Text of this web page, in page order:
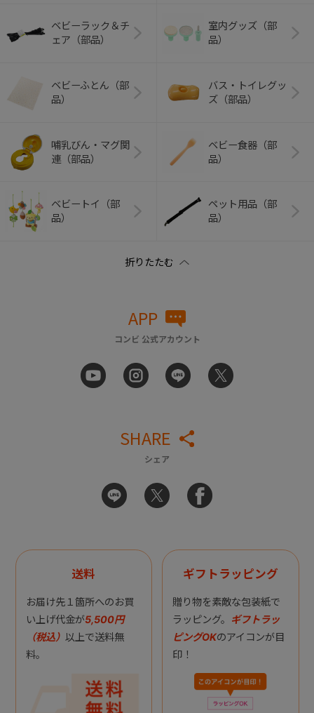
ベビーラック＆チ
ェア（部品）
室内グッズ（部
品）
ベビーふとん（部
品）
バス・トイレグッ
ズ（部品）
哺乳びん・マグ関
連（部品）
ベビー食器（部
品）
ベビートイ（部
品）
ペット用品（部
品）
APP
コンビ 公式アカウント
SHARE
シェア
送料
お届け先１箇所へのお買
い上げ代金が5,500円
（税込） 以上で送料無
料。
ギフトラッピング
贈り物を素敵な包装紙で
ラッピング。 ギフトラッ
ピングOKのアイコンが目
印！